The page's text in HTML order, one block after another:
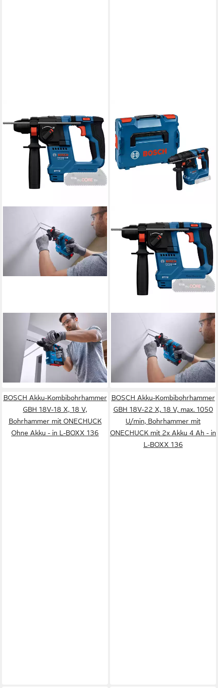
BOSCH PROFESSIONAL
Akku-Bohrhammer GBH 18V-
18, ohne Akku und Ladegerät
137,98 €
lieferbar - in 2-3 Werktagen bei dir
Akku-Bohrhammer GBH 18V-
18, in L-BOXX 136, ohne Akku
und Ladegerät
203,98 €
lieferbar - in 2-3 Werktagen bei dir
BOSCH Akku-Kombibohrhammer
GBH 18V-18 X, 18 V,
Bohrhammer mit ONECHUCK
Ohne Akku - in L-BOXX 136
BOSCH Akku-Kombibohrhammer
GBH 18V-22 X, 18 V, max. 1050
U/min, Bohrhammer mit
ONECHUCK mit 2x Akku 4 Ah - in
L-BOXX 136